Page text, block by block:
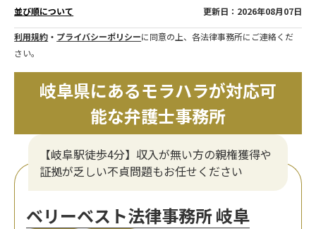
並び順について 更新日：2026年08月07日
利用規約 ・ プライバシーポリシーに同意の上、各法律事務所にご連絡くだ
さい。
岐阜県にあるモラハラが対応可
能な弁護士事務所
【岐阜駅徒歩4分】収入が無い方の親権獲得や
証拠が乏しい不貞問題もお任せください
ベリーベスト法律事務所 岐阜